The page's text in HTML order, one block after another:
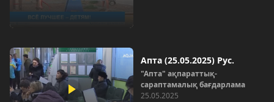
Апта (25.05.2025) Рус.
"Апта" ақпараттық-
сараптамалық бағдарлама
25.05.2025